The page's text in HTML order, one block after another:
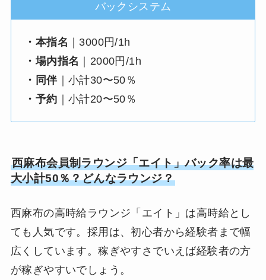
バックシステム
・本指名 ｜3000円/1h
・場内指名 ｜2000円/1h
・同伴｜小計30〜50％
・予約 ｜小計20〜50％
西麻布会員制ラウンジ「エイト」バック率は最
大小計50％？どんなラウンジ？
西麻布の高時給ラウンジ「エイト」は高時給とし
ても人気です。採用は、初心者から経験者まで幅
広くしています。稼ぎやすさでいえば経験者の方
が稼ぎやすいでしょう。